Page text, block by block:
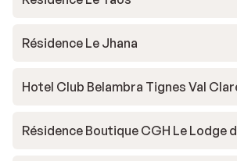
Résidence Le Jhana
Hotel Club Belambra Tignes Val
Résidence Boutique CGH Le Lodge